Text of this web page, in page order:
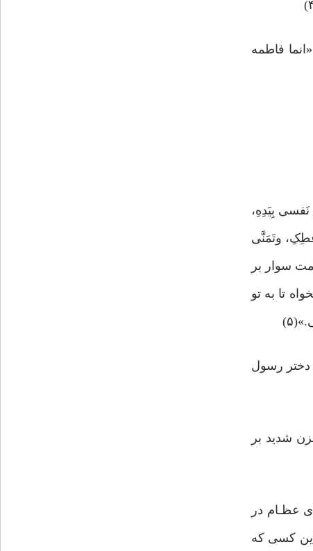
فاطمه
بِیَدِهِ،
وتَمَنَّی
سوار بر
تا به تو
دختر رسول
دنیـا زنده بود و حزن شدید بر
عظـام در
کسی که